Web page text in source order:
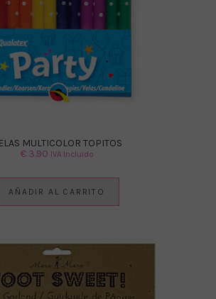
MULTICOLOR TOPITOS
€3.90 IVA Incluido
AÑADIR AL CARRITO